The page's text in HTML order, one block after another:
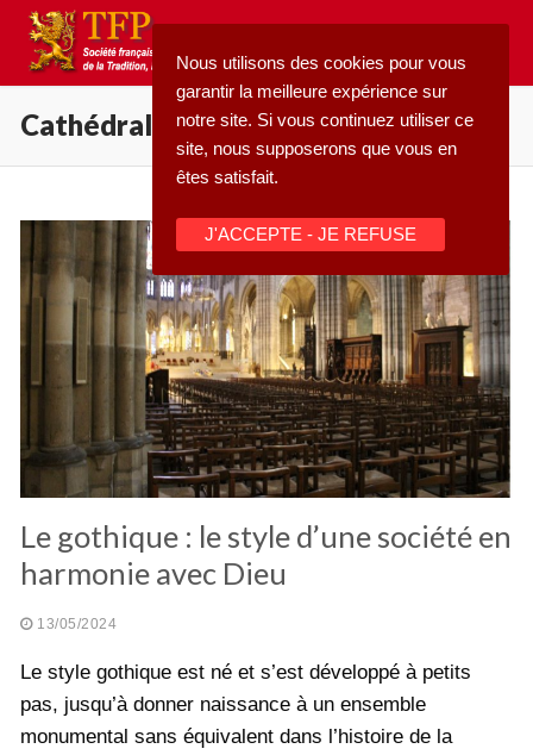
Aller
contenu
Accueil
Pétition
Qu’est-ce que la TFP
Action
Médiathèque
Cathédrales
Le gothique : le style d’une société en
harmonie avec Dieu
13/05/2024
Le style gothique est né et s’est développé à petits
pas, jusqu’à donner naissance à un ensemble
monumental sans équivalent dans l’histoire de la
Nous utilisons des cookies pour vous
garantir la meilleure expérience sur
notre site. Si vous continuez utiliser ce
site, nous supposerons que vous en
êtes satisfait.
J'ACCEPTE - JE REFUSE